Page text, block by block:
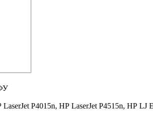
LaserJet P4015n, HP LaserJet P4515n, HP LJ